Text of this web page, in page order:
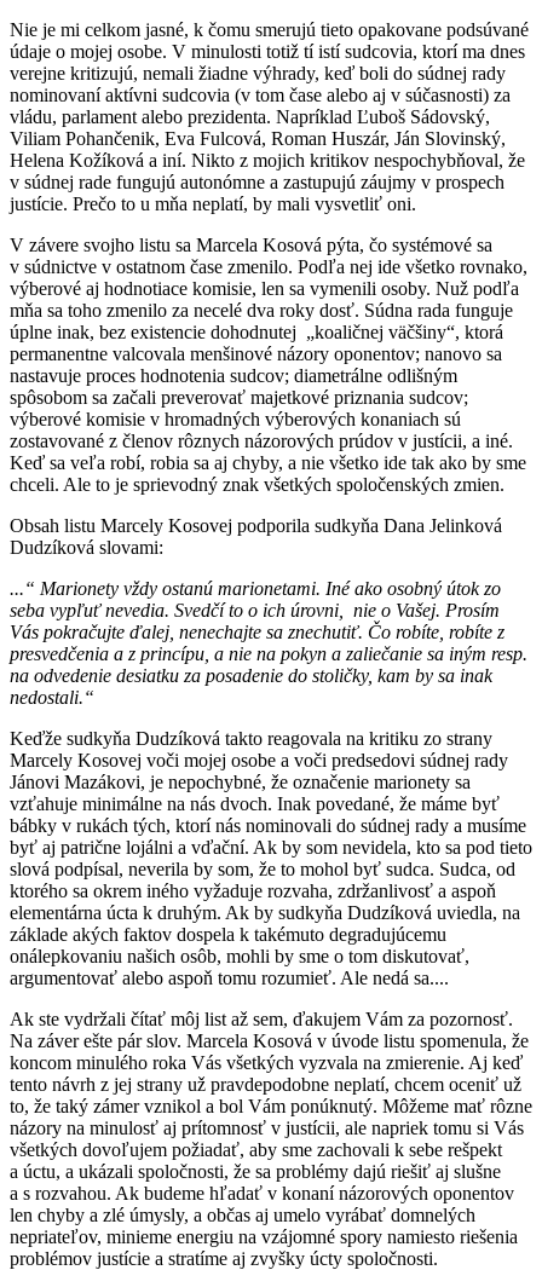
Nie je mi celkom jasné, k čomu smerujú tieto opakovane podsúvané
údaje o mojej osobe. V minulosti totiž tí istí sudcovia, ktorí ma dnes
verejne kritizujú, nemali žiadne výhrady, keď boli do súdnej rady
nominovaní aktívni sudcovia (v tom čase alebo aj v súčasnosti) za
vládu, parlament alebo prezidenta. Napríklad Ľuboš Sádovský,
Viliam Pohančenik, Eva Fulcová, Roman Huszár, Ján Slovinský,
Helena Kožíková a iní. Nikto z mojich kritikov nespochybňoval, že
v súdnej rade fungujú autonómne a zastupujú záujmy v prospech
justície. Prečo to u mňa neplatí, by mali vysvetliť oni.
V závere svojho listu sa Marcela Kosová pýta, čo systémové sa
v súdnictve v ostatnom čase zmenilo. Podľa nej ide všetko rovnako,
výberové aj hodnotiace komisie, len sa vymenili osoby. Nuž podľa
mňa sa toho zmenilo za necelé dva roky dosť. Súdna rada funguje
úplne inak, bez existencie dohodnutej „koaličnej väčšiny“, ktorá
permanentne valcovala menšinové názory oponentov; nanovo sa
nastavuje proces hodnotenia sudcov; diametrálne odlišným
spôsobom sa začali preverovať majetkové priznania sudcov;
výberové komisie v hromadných výberových konaniach sú
zostavované z členov rôznych názorových prúdov v justícii, a iné.
Keď sa veľa robí, robia sa aj chyby, a nie všetko ide tak ako by sme
chceli. Ale to je sprievodný znak všetkých spoločenských zmien.
Obsah listu Marcely Kosovej podporila sudkyňa Dana Jelinková
Dudzíková slovami:
...“ Marionety vždy ostanú marionetami. Iné ako osobný útok zo
seba vypľuť nevedia. Svedčí to o ich úrovni, nie o Vašej. Prosím
Vás pokračujte ďalej, nenechajte sa znechutiť. Čo robíte, robíte z
presvedčenia a z princípu, a nie na pokyn a zaliečanie sa iným resp.
na odvedenie desiatku za posadenie do stoličky, kam by sa inak
nedostali.“
Keďže sudkyňa Dudzíková takto reagovala na kritiku zo strany
Marcely Kosovej voči mojej osobe a voči predsedovi súdnej rady
Jánovi Mazákovi, je nepochybné, že označenie marionety sa
vzťahuje minimálne na nás dvoch. Inak povedané, že máme byť
bábky v rukách tých, ktorí nás nominovali do súdnej rady a musíme
byť aj patrične lojálni a vďační. Ak by som nevidela, kto sa pod tieto
slová podpísal, neverila by som, že to mohol byť sudca. Sudca, od
ktorého sa okrem iného vyžaduje rozvaha, zdržanlivosť a aspoň
elementárna úcta k druhým. Ak by sudkyňa Dudzíková uviedla, na
základe akých faktov dospela k takémuto degradujúcemu
onálepkovaniu našich osôb, mohli by sme o tom diskutovať,
argumentovať alebo aspoň tomu rozumieť. Ale nedá sa....
Ak ste vydržali čítať môj list až sem, ďakujem Vám za pozornosť.
Na záver ešte pár slov. Marcela Kosová v úvode listu spomenula, že
koncom minulého roka Vás všetkých vyzvala na zmierenie. Aj keď
tento návrh z jej strany už pravdepodobne neplatí, chcem oceniť už
to, že taký zámer vznikol a bol Vám ponúknutý. Môžeme mať rôzne
názory na minulosť aj prítomnosť v justícii, ale napriek tomu si Vás
všetkých dovoľujem požiadať, aby sme zachovali k sebe rešpekt
a úctu, a ukázali spoločnosti, že sa problémy dajú riešiť aj slušne
a s rozvahou. Ak budeme hľadať v konaní názorových oponentov
len chyby a zlé úmysly, a občas aj umelo vyrábať domnelých
nepriateľov, minieme energiu na vzájomné spory namiesto riešenia
problémov justície a stratíme aj zvyšky úcty spoločnosti.